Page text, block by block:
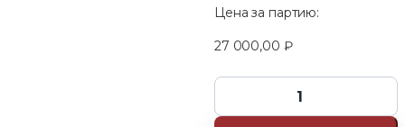
Цена за партию:
27 000,00 ₽